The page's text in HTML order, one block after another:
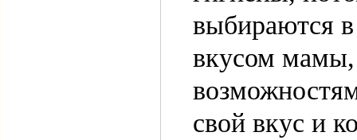
выбираются
вкусом
свой вкус и